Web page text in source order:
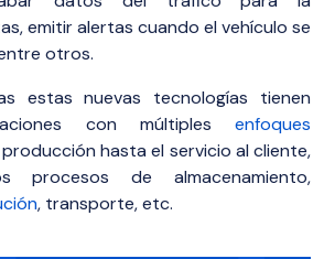
emitir alertas cuando el vehículo se
otros.
estas nuevas tecnologías tienen
con múltiples
enfoques
hasta el servicio al cliente,
procesos de almacenamiento,
, transporte, etc.